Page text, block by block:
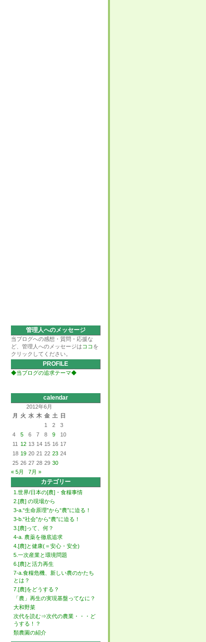
管理人へのメッセージ
当ブログへの感想・質問・応援な
ど、管理人へのメッセージは ココ を
クリックしてください。
PROFILE
◆当ブログの追求テーマ◆
calendar
2012年6月
月
火 水 木 金 土
日
1
2
3
4
5 6 7 8 9
10
11
12 13 14 15 16 17
18 19 20 21 22 23 24
25 26 27 28 29 30
« 5月
7月 »
カテゴリー
1.世界/日本の[農]・食糧事情
2.[農] の現場から
3-a.“生命原理”から“農”に迫る！
3-b.“社会”から“農”に迫る！
3.[農]って、何？
4-a. 農薬を徹底追求
4.[農]と健康(＝安心・安全)
5.一次産業と環境問題
6.[農]と活力再生
7-a.食糧危機、新しい農のかたち
とは？
7.[農]をどうする？
「農」再生の実現基盤ってなに？
大和野菜
次代を読む⇒次代の農業・・・ど
うする！？
類農園の紹介